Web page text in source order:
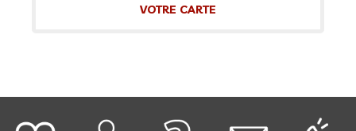
VOTRE CARTE